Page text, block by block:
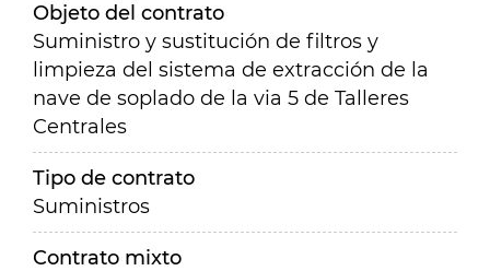
Objeto del contrato
Suministro y sustitución de filtros y
limpieza del sistema de extracción de la
nave de soplado de la via 5 de Talleres
Centrales
Tipo de contrato
Suministros
Contrato mixto